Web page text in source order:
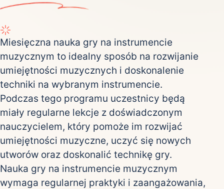
Miesięczna nauka gry na instrumencie
muzycznym to idealny sposób na rozwijanie
umiejętności muzycznych i doskonalenie
techniki na wybranym instrumencie.
Podczas tego programu uczestnicy będą
miały regularne lekcje z doświadczonym
nauczycielem, który pomoże im rozwijać
umiejętności muzyczne, uczyć się nowych
utworów oraz doskonalić technikę gry.
Nauka gry na instrumencie muzycznym
wymaga regularnej praktyki i zaangażowania,